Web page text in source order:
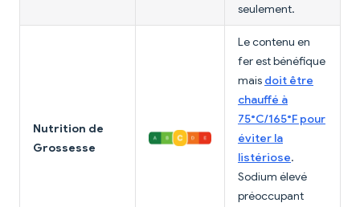
seulement.
Nutrition de
Grossesse
Le contenu en
fer est bénéfique
mais doit être
chauffé à
75°C/165°F pour
éviter la
listériose.
Sodium élevé
préoccupant